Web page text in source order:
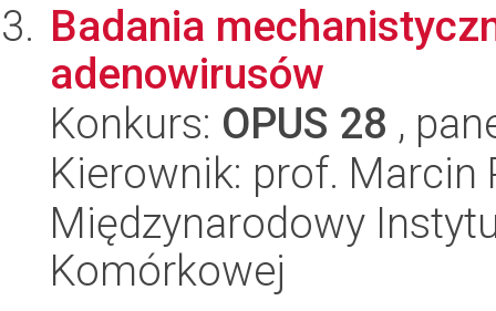
Badania
adenowirusów
Konkurs: OPUS 28 ,
Kierownik: prof. Marcin
Międzynarodowy
Komórkowej